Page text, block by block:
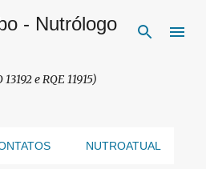
o conteúdo principal
- Nutrólogo
e RQE 11915)
NUTROATUAL